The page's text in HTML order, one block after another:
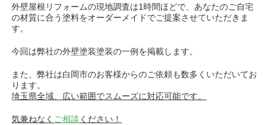
外壁屋根リフォームの現地調査は1時間ほどで、あなたのご自宅
の材質に合う塗料をオーダーメイドでご提案させていただきま
す。
今回は弊社の外壁塗装塗装の一例を掲載します。
また、弊社は白岡市のお客様からのご依頼も数多くいただいてお
ります。
埼玉県全域、広い範囲でスムーズに対応可能です。
気兼ねなく ご相談 ください！